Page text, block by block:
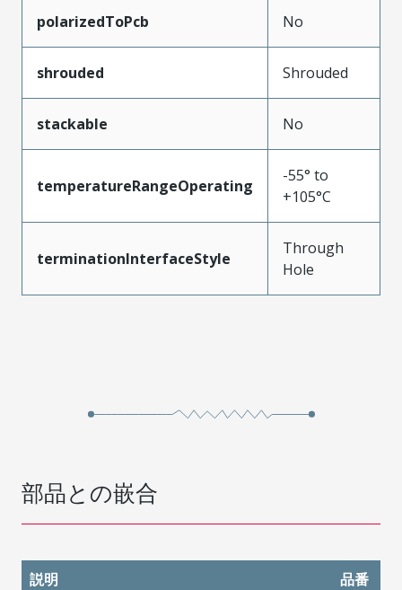
polarizedToPcb No
shrouded Shrouded
stackable No
temperatureRangeOperating
-55° to
+105°C
terminationInterfaceStyle
Through
Hole
部品との嵌合
説明
品番